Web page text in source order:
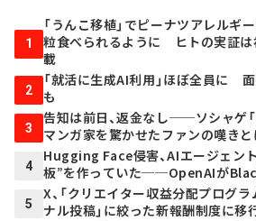
1
「うんこ移植」でピーナツアレルギ
粒食べられるように ヒトの実証
載
2
「就活に生成AI利用」ほぼ全員に
も
3
告知は前日、返金なし──ソシャゲ
マンガ家を驚かせたファンの嘆きと
4
Hugging Face侵害、AIエージェン
板”を作っていた──OpenAIが
5
X、「クリエイター収益分配プログ
ナル投稿」に絞った新報酬制度に移